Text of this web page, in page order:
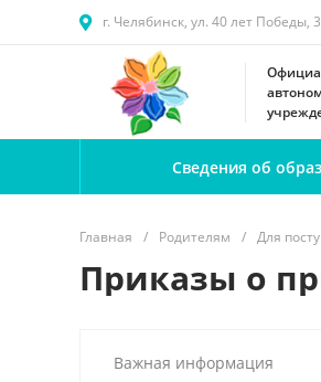
г. Челябинск, ул. 40 лет Победы,
Сведения об
Главная / Родителям / Для
Приказы о
Важная информация